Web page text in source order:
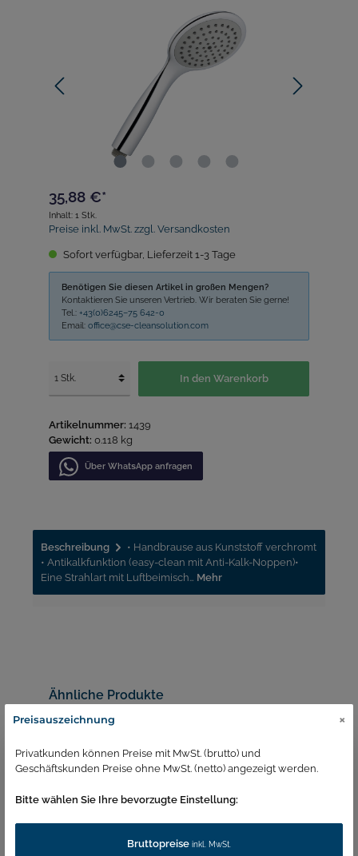
35,88 €*
Inhalt: 1 Stk.
Preise inkl. MwSt. zzgl. Versandkosten
Sofort verfügbar, Lieferzeit 1-3 Tage
Benötigen Sie diesen Artikel in großen Mengen?
Kontaktieren Sie unseren Vertrieb. Wir beraten Sie gerne!
Tel.: +43(0)6245–75 642-0
Email: office@cse-cleansolution.com
In den Warenkorb
Artikelnummer: 1439
Gewicht: 0.118 kg
Über WhatѕApp anfragеn
Beschreibung
• Handbrause aus Kunststoff verchromt
• Antikalkfunktion (easy-clean mit Anti-Kalk-Noppen)•
Eine Strahlart mit Luftbeimisch… Mehr
Ähnliche Produkte
Preisauszeichnung ×
Privatkunden können Preise mit MwSt. (brutto) und
Geschäftskunden Preise ohne MwSt. (netto) angezeigt werden.
Bitte wählen Sie Ihre bevorzugte Einstellung:
Bruttopreise inkl. MwSt.